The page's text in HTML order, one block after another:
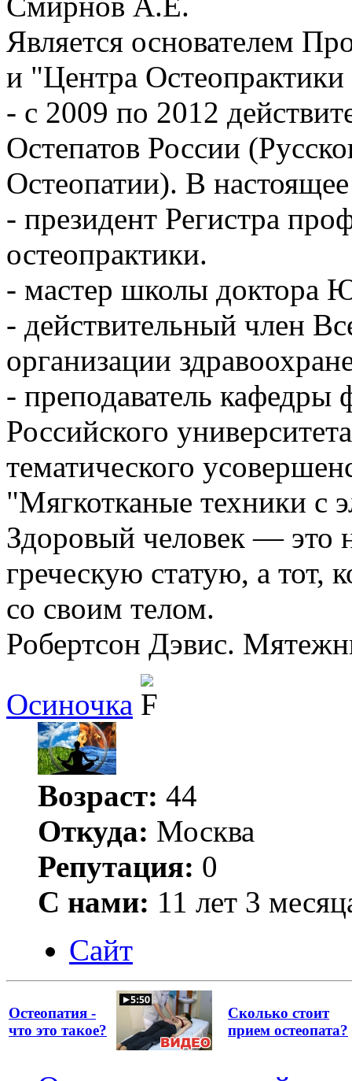
Является основателем
и "Центра
- c 2009 по 2012
Остепатов России
Остеопатии). В
- президент Регистра
остеопрактики.
- мастер школы доктора
- действительный член
организации
- преподаватель кафедры
Российского
тематического
"Мягкотканые техники с
Здоровый человек — это
греческую статую, а тот,
со своим телом.
Робертсон Дэвис.
Осиночка
Возраст: 44
Откуда: Москва
Репутация: 0
С нами: 11 лет 3
Сайт
Остеопатия -
что это такое?
Сколько стоит
прием остеопата?